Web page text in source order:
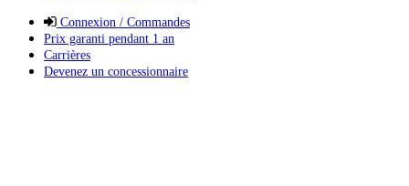
Connexion / Commandes
Prix garanti pendant 1 an
Carrières
Devenez un concessionnaire